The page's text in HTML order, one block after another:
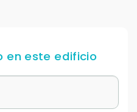
en este edificio